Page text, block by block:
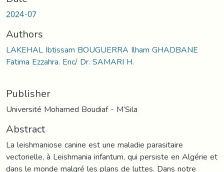
2024-07
Authors
LAKEHAL Ibtissam BOUGUERRA Ilham GHADBANE
Fatima Ezzahra. Enc/ Dr. SAMARI H.
Publisher
Université Mohamed Boudiaf - M’Sila
Abstract
La leishmaniose canine est une maladie parasitaire
vectorielle, à Leishmania infantum, qui persiste en Algérie et
dans le monde malgré les plans de luttes. Dans notre